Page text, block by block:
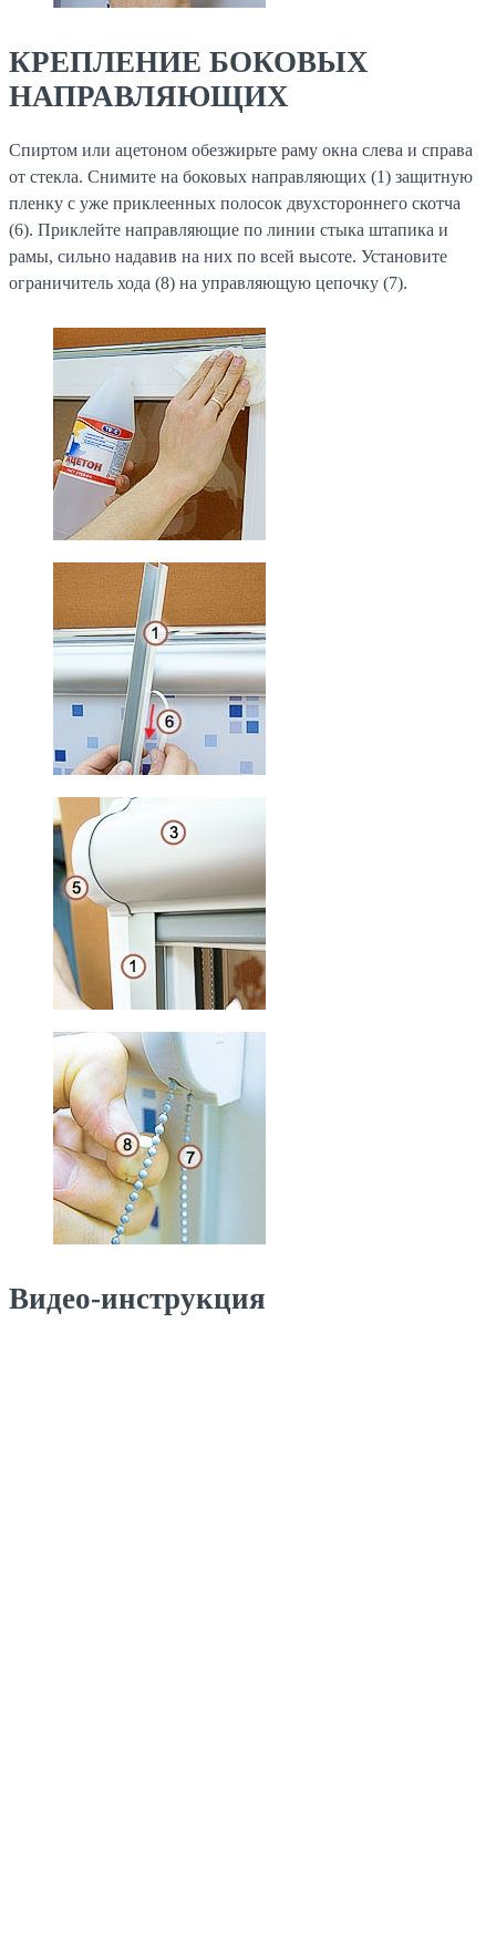
КРЕПЛЕНИЕ БОКОВЫХ
НАПРАВЛЯЮЩИХ
Спиртом или ацетоном обезжирьте раму окна слева и справа
от стекла. Снимите на боковых направляющих (1) защитную
пленку с уже приклеенных полосок двухстороннего скотча
(6). Приклейте направляющие по линии стыка штапика и
рамы, сильно надавив на них по всей высоте. Установите
ограничитель хода (8) на управляющую цепочку (7).
Видео-инструкция